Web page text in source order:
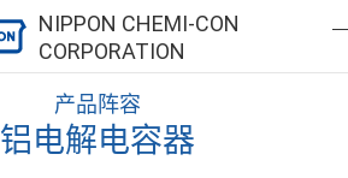
NIPPON CHEMI-CON
CORPORATION
产品阵容
铝电解电容器